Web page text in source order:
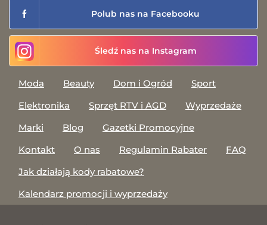
Polub nas na Facebooku
Śledź nas na Instagram
Moda Beauty Dom i Ogród
Sport
Elektronika
Sprzęt RTV i AGD
Wyprzedaże
Marki
Blog
Gazetki Promocyjne
Kontakt
O nas Regulamin Rabater
FAQ
Jak działają kody rabatowe?
Kalendarz promocji i wyprzedaży